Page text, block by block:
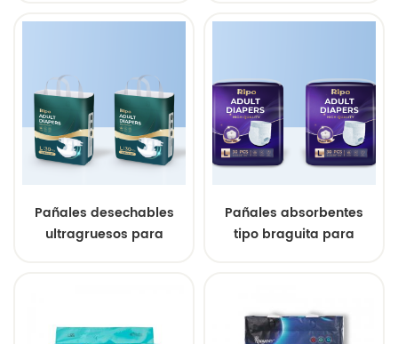
propia.
propia de fábrica china
Pañales desechables
ultragruesos para
Pañales absorbentes
tipo braguita para